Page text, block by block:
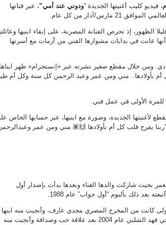
، فيديو كليب أغنيتها الجديدة “ودوني عند أمي”، عبر قناتها
الموافق 21 مارس/آذار من كل عام.
الظهور، إذ تحرص الفنانة المصرية، على إبقاء ابنيها
عانت في بدايات مشوارها الفني من أزمات مع أسرتها
ومن خلال مقطع صغير نشرته عبر «إنستجرام» ظهر ابناها
أم بأولادها.. مني ومن عمر وعبد الرحمن كل سنة وكل أم
للمرة الأولى في عمل فني.
لأغنيتها الجديدة، وصورة مع ابنيها، عبر حسابها الخاص
يفرح قلب كل أم بأولادها 🙌🏽 مني ومن عمر
بحيث شاركت والدها الغناء وبعدها بدأت بإصدار أول
كانت من المخرج المصري مجدي عارف، وأنجبت منه ابنها
عمر، وبعد ذلك تزوجت من الموزع الموسيقي الكويتي فهد الشلبي عام 2004 بعد علاقة حب وصداقة وأنجبت منه